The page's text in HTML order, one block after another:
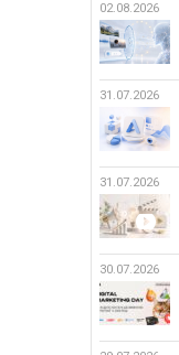
02.08.2026
31.07.2026
31.07.2026
30.07.2026